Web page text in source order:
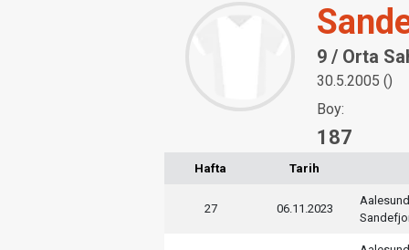
9 / Orta
30.5.2005 ()
Boy:
187
Hafta Tarih
27 06.11.2023
Aalesund